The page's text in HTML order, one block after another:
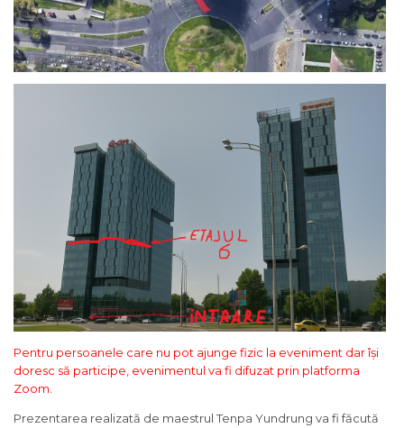
Pentru persoanele care nu pot ajunge fizic la eveniment dar își
doresc să participe, evenimentul va fi difuzat prin platforma
Zoom.
Prezentarea realizată de maestrul Tenpa Yundrung va fi făcută